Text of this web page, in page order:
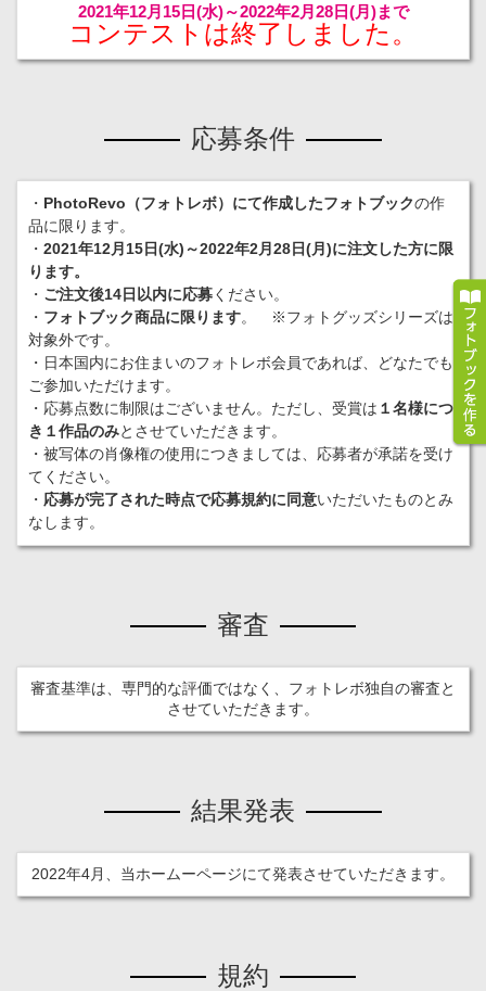
2021年12月15日(水)～2022年2月28日(月)まで
コンテストは終了しました。
応募条件
・ PhotoRevo（フォトレボ）にて作成したフォトブックの作
品に限ります。
・ 2021年12月15日(水)～2022年2月28日(月)に注文した方に限
ります。
・ ご注文後14日以内に応募ください。
・ フォトブック商品に限ります。 ※フォトグッズシリーズは
対象外です。
・日本国内にお住まいのフォトレボ会員であれば、どなたでも
ご参加いただけます。
・応募点数に制限はございません。ただし、受賞は １名様につ
き１作品のみとさせていただきます。
・被写体の肖像権の使用につきましては、応募者が承諾を受け
てください。
・ 応募が完了された時点で応募規約に同意いただいたものとみ
なします。
審査
審査基準は、専門的な評価ではなく、フォトレボ独自の審査と
させていただきます。
結果発表
2022年4月、当ホームーページにて発表させていただきます。
規約